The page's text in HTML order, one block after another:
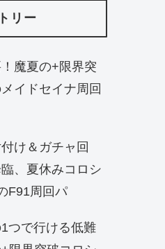
リー
魔夏の+限界突
イドセイナ周回
け＆ガチャ回
、夏休みコロシ
F91周回パ
1つで行ける低難